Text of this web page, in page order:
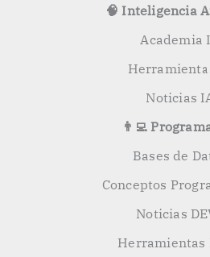
🧠 Inteligencia
Academia
Noticias
👨‍💻
Bases de
Conceptos
Noticias
Herramientas